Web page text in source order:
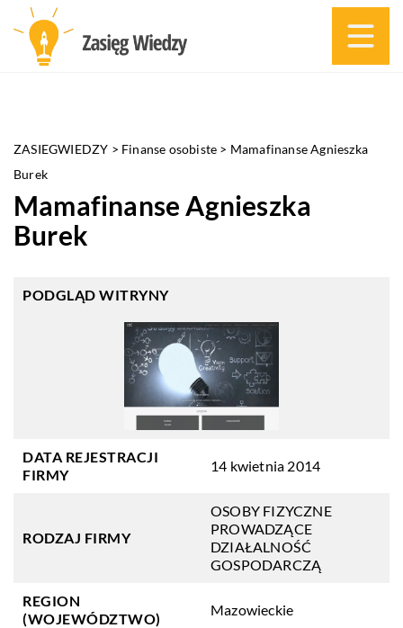
ZASIEGWIEDZY > Finanse osobiste > Mamafinanse Agnieszka
Burek
Mamafinanse Agnieszka
Burek
PODGLĄD WITRYNY
DATA REJESTRACJI
FIRMY
14 kwietnia 2014
RODZAJ FIRMY
OSOBY FIZYCZNE
PROWADZĄCE
DZIAŁALNOŚĆ
GOSPODARCZĄ
REGION
(WOJEWÓDZTWO)
Mazowieckie